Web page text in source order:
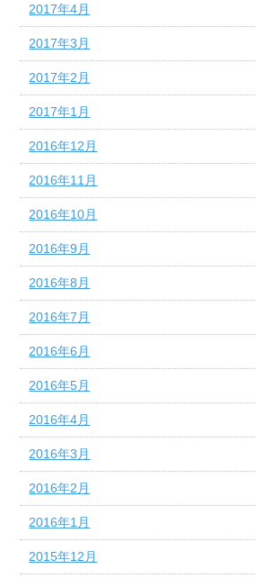
2017年4月
2017年3月
2017年2月
2017年1月
2016年12月
2016年11月
2016年10月
2016年9月
2016年8月
2016年7月
2016年6月
2016年5月
2016年4月
2016年3月
2016年2月
2016年1月
2015年12月